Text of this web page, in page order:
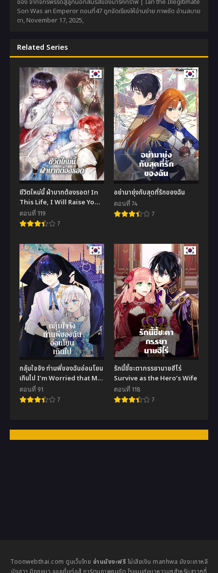
Son Was an Emperor ตอนที่47 ถูกจัดเรียงให้อ่านง่าย ภาพชัด อ่านสบาย
ตา, November 17, 2025,
Related Series
ชีวิตใหม่นี้ ฝ่าบาทต้องรอด! In
This Life, I Will Raise You
Well
ตอนที่ 119
7
อย่ามายุ่งกับสุดที่รักของฉัน
ตอนที่ 74
7
กลุ้มใจจัง ท่านพี่ของฉันอ่อนโยน
เกินไป I’m Worried that My
Brother is too Gentle
ตอนที่ 91
7
รักนี้ชี้ชะตาภรรยานายฮีโร่
Survive as the Hero’s Wife
ตอนที่ 118
7
Toonwebthai.com ตูนเว็บไทย อ่านมังงะฟรี ไม่เสียเงิน manhwa มังงะเกาหลี